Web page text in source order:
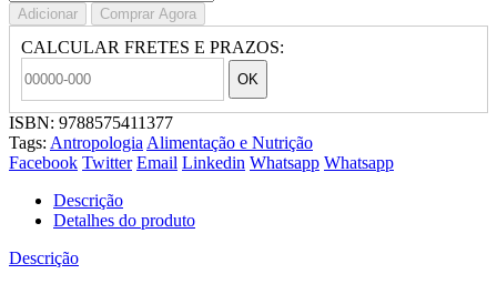
Adicionar Comprar Agora
CALCULAR FRETES E PRAZOS:
OK
ISBN: 9788575411377
Tags: Antropologia Alimentação e Nutrição
Facebook Twitter Email Linkedin Whatsapp Whatsapp
Descrição
Detalhes do produto
Descrição